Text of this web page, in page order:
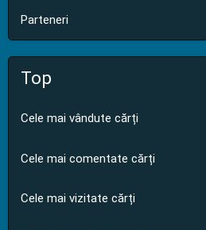
Parteneri
Top
Cele mai vândute cărți
Cele mai comentate cărți
Cele mai vizitate cărți